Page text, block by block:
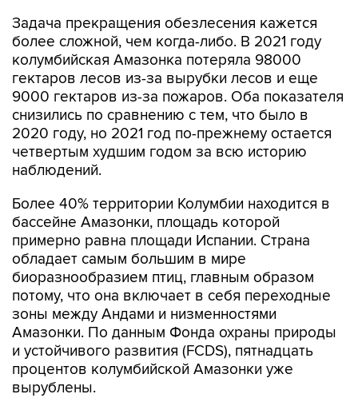
Задача прекращения обезлесения кажется
более сложной, чем когда-либо. В 2021 году
колумбийская Амазонка потеряла 98000
гектаров лесов из-за вырубки лесов и еще
9000 гектаров из-за пожаров. Оба показателя
снизились по сравнению с тем, что было в
2020 году, но 2021 год по-прежнему остается
четвертым худшим годом за всю историю
наблюдений.
Более 40% территории Колумбии находится в
бассейне Амазонки, площадь которой
примерно равна площади Испании. Страна
обладает самым большим в мире
биоразнообразием птиц, главным образом
потому, что она включает в себя переходные
зоны между Андами и низменностями
Амазонки. По данным Фонда охраны природы
и устойчивого развития (FCDS), пятнадцать
процентов колумбийской Амазонки уже
вырублены.